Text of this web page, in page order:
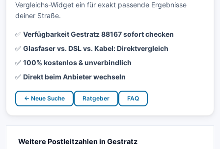
Vergleichs-Widget ein für exakt passende Ergebnisse
deiner Straße.
✅ Verfügbarkeit Gestratz 88167 sofort checken
✅ Glasfaser vs. DSL vs. Kabel: Direktvergleich
✅ 100% kostenlos & unverbindlich
✅ Direkt beim Anbieter wechseln
← Neue Suche Ratgeber FAQ
Weitere Postleitzahlen in Gestratz